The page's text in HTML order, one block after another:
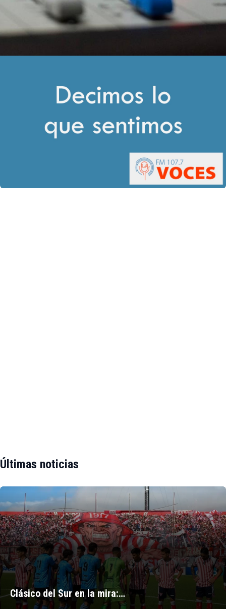
Últimas noticias
Clásico del Sur en la mira:…